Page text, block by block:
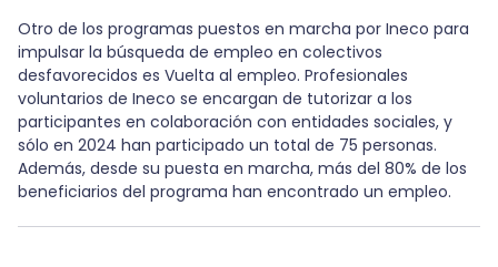
Otro de los programas puestos en marcha por Ineco para
impulsar la búsqueda de empleo en colectivos
desfavorecidos es Vuelta al empleo. Profesionales
voluntarios de Ineco se encargan de tutorizar a los
participantes en colaboración con entidades sociales, y
sólo en 2024 han participado un total de 75 personas.
Además, desde su puesta en marcha, más del 80% de los
beneficiarios del programa han encontrado un empleo.